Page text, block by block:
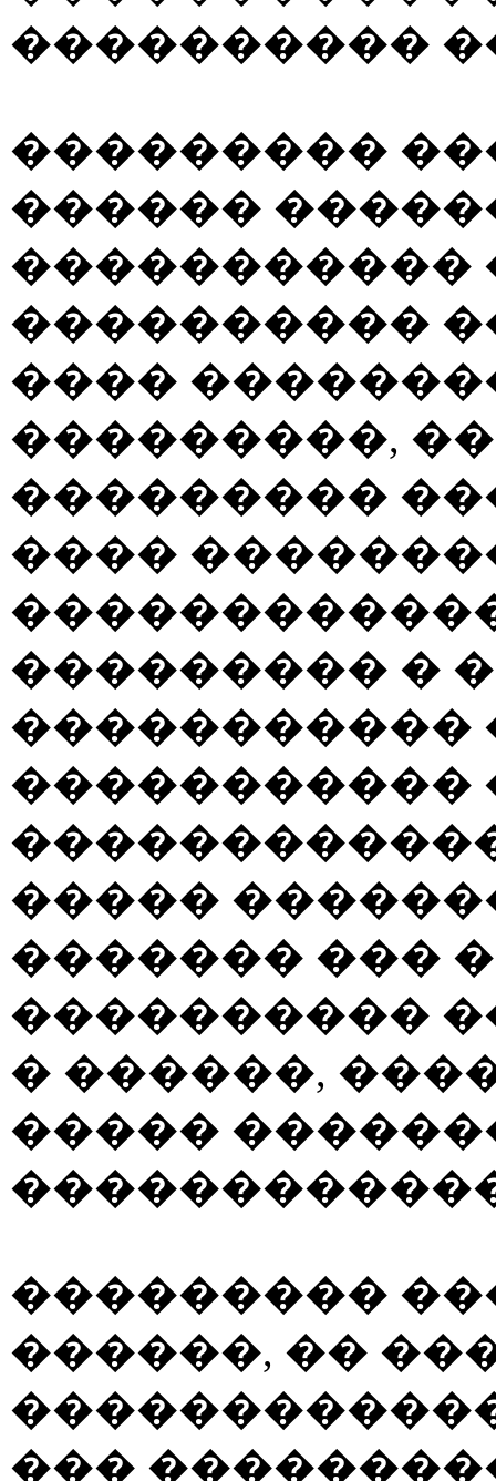
����������
���������
������
�����������
����������
����
���������,
���������
����
��������� �
�����������
�����������
�����
������� ���
����������
� ������,
�����
���������
������, ��
���